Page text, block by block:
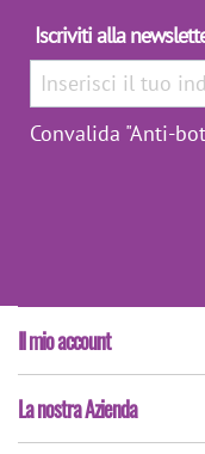
Iscriviti alla
Convalida "Anti-
Il mio account
La nostra Azienda